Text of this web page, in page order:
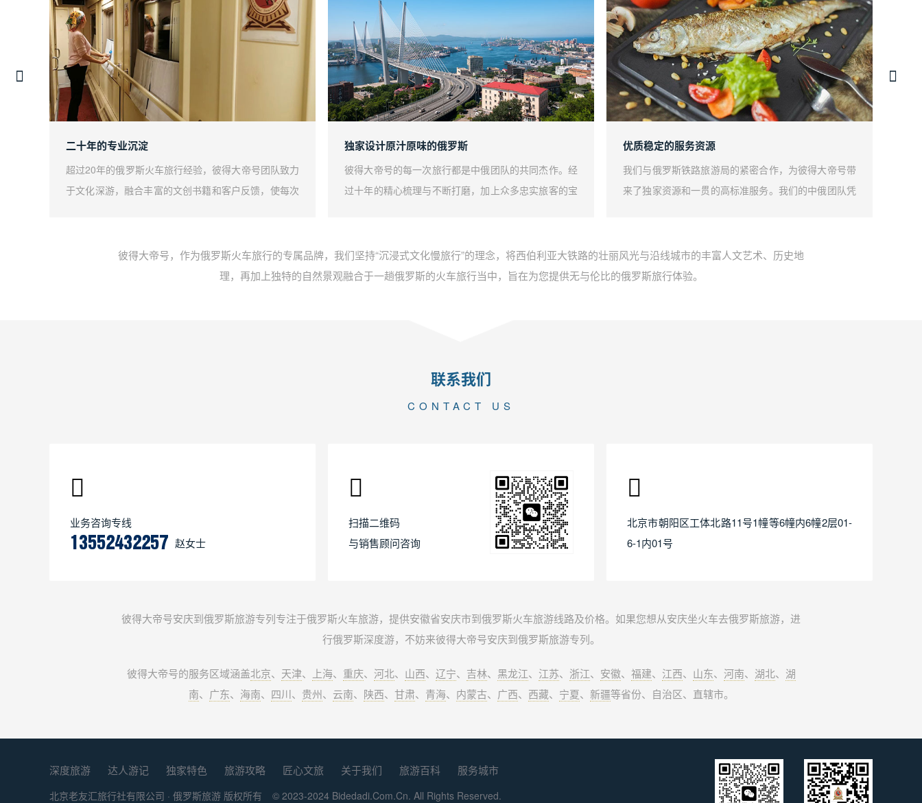
二十年的专业沉淀
超过20年的俄罗斯火车旅行经验，彼得大帝号团队致力
于文化深游，融合丰富的文创书籍和客户反馈，使每次
独家设计原汁原味的俄罗斯
彼得大帝号的每一次旅行都是中俄团队的共同杰作。经
过十年的精心梳理与不断打磨，加上众多忠实旅客的宝
俄罗斯文化探索之旅。
优质稳定的服务资源
我们与俄罗斯铁路旅游局的紧密合作，为彼得大帝号带
来了独家资源和一贯的高标准服务。我们的中俄团队凭
供难忘且独特的俄罗斯旅行体验。
彼得大帝号，作为俄罗斯火车旅行的专属品牌，我们坚持“沉浸式文化慢旅行”的理念，将西伯利亚大铁路的壮丽风光与沿线城市的丰富人文艺术、历史地
理，再加上独特的自然景观融合于一趟俄罗斯的火车旅行当中，旨在为您提供无与伦比的俄罗斯旅行体验。
联系我们
CONTACT US
业务咨询专线
13552432257 赵女士
扫描二维码
与销售顾问咨询
北京市朝阳区工体北路11号1幢等6幢内6幢2层01-
6-1内01号
彼得大帝号安庆到俄罗斯旅游专列专注于俄罗斯火车旅游，提供安徽省安庆市到俄罗斯火车旅游线路及价格。如果您想从安庆坐火车去俄罗斯旅游，进
行俄罗斯深度游，不妨来彼得大帝号安庆到俄罗斯旅游专列。
彼得大帝号的服务区域涵盖北京、 天津、 上海、 重庆、 河北、 山西、 辽宁、 吉林、 黑龙江、 江苏、 浙江、 安徽、 福建、 江西、 山东、 河南、 湖北、 湖
南、 广东、 海南、 四川、 贵州、 云南、 陕西、 甘肃、 青海、 内蒙古、 广西、 西藏、 宁夏、 新疆等省份、自治区、直辖市。
深度旅游 达人游记 独家特色 旅游攻略 匠心文旅 关于我们 旅游百科 服务城市
北京老友汇旅行社有限公司 · 俄罗斯旅游 版权所有 © 2023-2024 Bidedadi.Com.Cn. All Rights Reserved.